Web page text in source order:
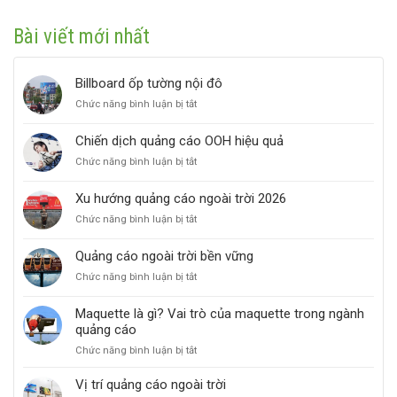
Bài viết mới nhất
Billboard ốp tường nội đô
Chức năng bình luận bị tắtở
tường
nội
Chiến dịch quảng cáo OOH hiệu quả
Chức năng bình luận bị tắtở
quảng
cáo
hiệu
Xu hướng quảng cáo ngoài trời 2026
Chức năng bình luận bị tắtở
hướng
quảng
cáo
trời
Quảng cáo ngoài trời bền vững
Chức năng bình luận bị tắtở
cáo
ngoài
bền
Maquette là gì? Vai trò của maquette trong ngành
quảng cáo
Chức năng bình luận bị tắtở
là
Vị trí quảng cáo ngoài trời